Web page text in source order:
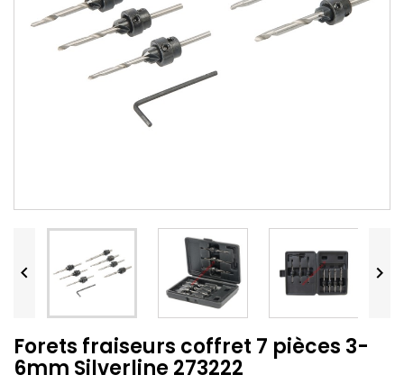
 
Forets fraiseurs coffret 7 pièces 3-
6mm Silverline 273222